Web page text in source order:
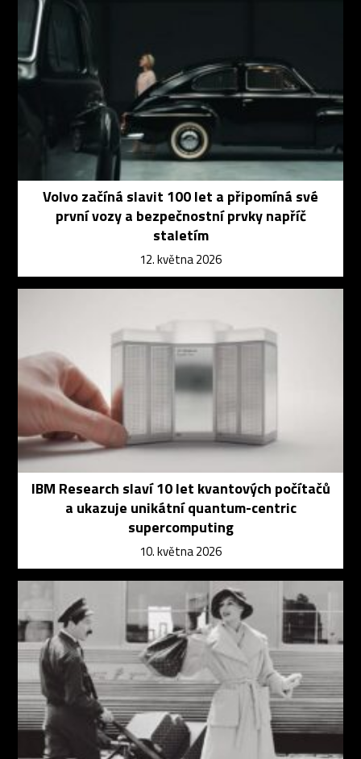
Volvo začíná slavit 100 let a připomíná své
první vozy a bezpečnostní prvky napříč
staletím
12. května 2026
IBM Research slaví 10 let kvantových počítačů
a ukazuje unikátní quantum-centric
supercomputing
10. května 2026